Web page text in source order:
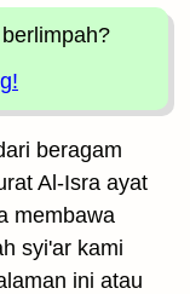
beragam
Al-Isra ayat
membawa
syi'ar kami
ini atau